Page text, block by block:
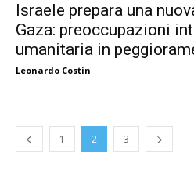
Israele prepara una
Gaza: preoccupazioni
umanitaria in
Leonardo Costin
1 2 3